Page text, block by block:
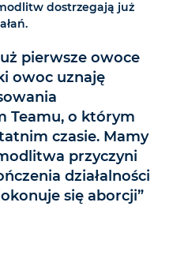
dostrzegają już
pierwsze owoce
owoc uznaję
Teamu, o którym
czasie. Mamy
przyczyni
działalności
się aborcji”